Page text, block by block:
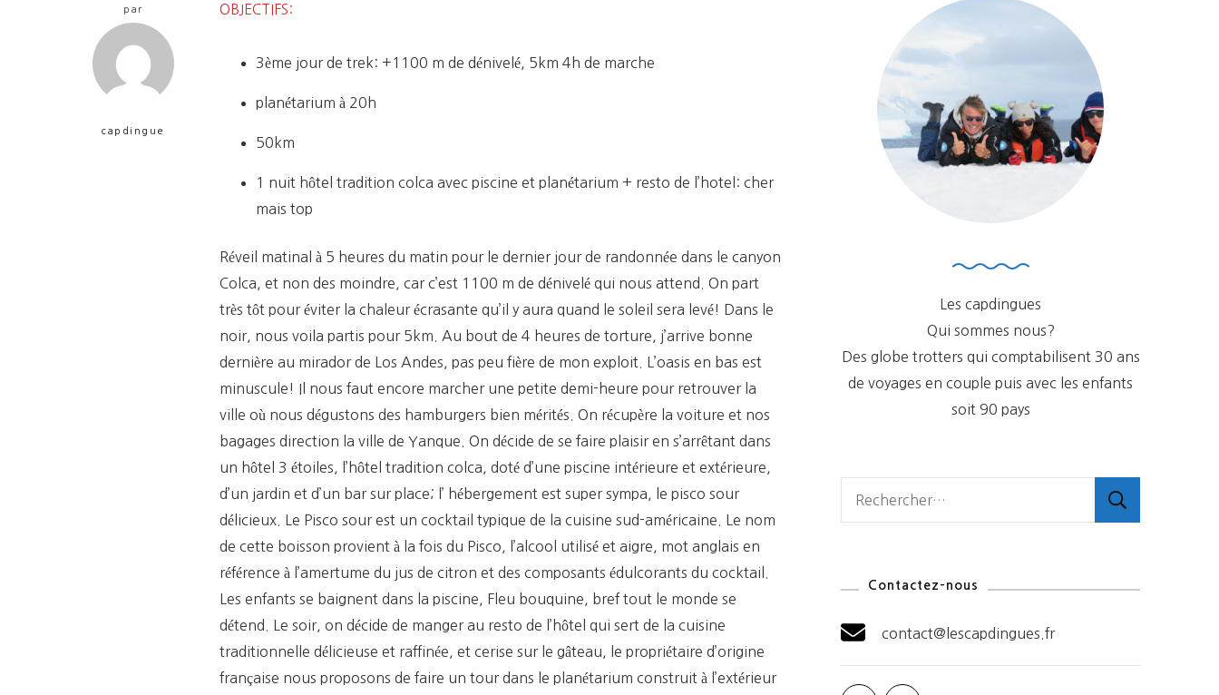
par
capdingue
OBJECTIFS:
3ème jour de trek: +1100 m de dénivelé, 5km 4h de marche
planétarium à 20h
50km
1 nuit hôtel tradition colca avec piscine et planétarium + resto de l’hotel: cher
mais top
Réveil matinal à 5 ​​heures du matin pour le dernier jour de randonnée dans le canyon
Colca, et non des moindre, car c’est 1100 m de dénivelé qui nous attend. On part
très tôt pour éviter la chaleur écrasante qu’il y aura quand le soleil sera levé! Dans le
noir, nous voila partis pour 5km. Au bout de 4 heures de torture, j’arrive bonne
dernière au mirador de Los Andes, pas peu fière de mon exploit. L’oasis en bas est
minuscule! Il nous faut encore marcher une petite demi-heure pour retrouver la
ville où nous dégustons des hamburgers bien mérités. On récupère la voiture et nos
bagages direction la ville de Yanque. On décide de se faire plaisir en s’arrêtant dans
un hôtel 3 étoiles, l’hôtel tradition colca, doté d’une piscine intérieure et extérieure,
d’un jardin et d’un bar sur place; l’ hébergement est super sympa, le pisco sour
délicieux. Le Pisco sour est un cocktail typique de la cuisine sud-américaine. Le nom
de cette boisson provient à la fois du Pisco, l’alcool utilisé et aigre, mot anglais en
référence à l’amertume du jus de citron et des composants édulcorants du cocktail.
Les enfants se baignent dans la piscine, Fleu bouquine, bref tout le monde se
détend. Le soir, on décide de manger au resto de l’hôtel qui sert de la cuisine
traditionnelle délicieuse et raffinée, et cerise sur le gâteau, le propriétaire d’origine
française nous proposons de faire un tour dans le planétarium construit à l’extérieur
Les capdingues
Qui sommes nous?
Des globe trotters qui comptabilisent 30 ans
de voyages en couple puis avec les enfants
soit 90 pays
Contactez-nous
contact@lescapdingues.fr